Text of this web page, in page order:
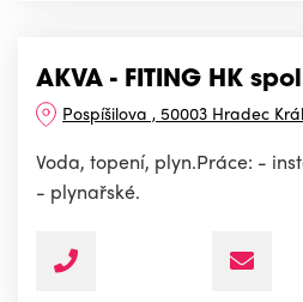
AKVA - FITING HK
Pospíšilova , 50003 Hradec
Voda, topení, plyn.Práce: -
- plynařské.